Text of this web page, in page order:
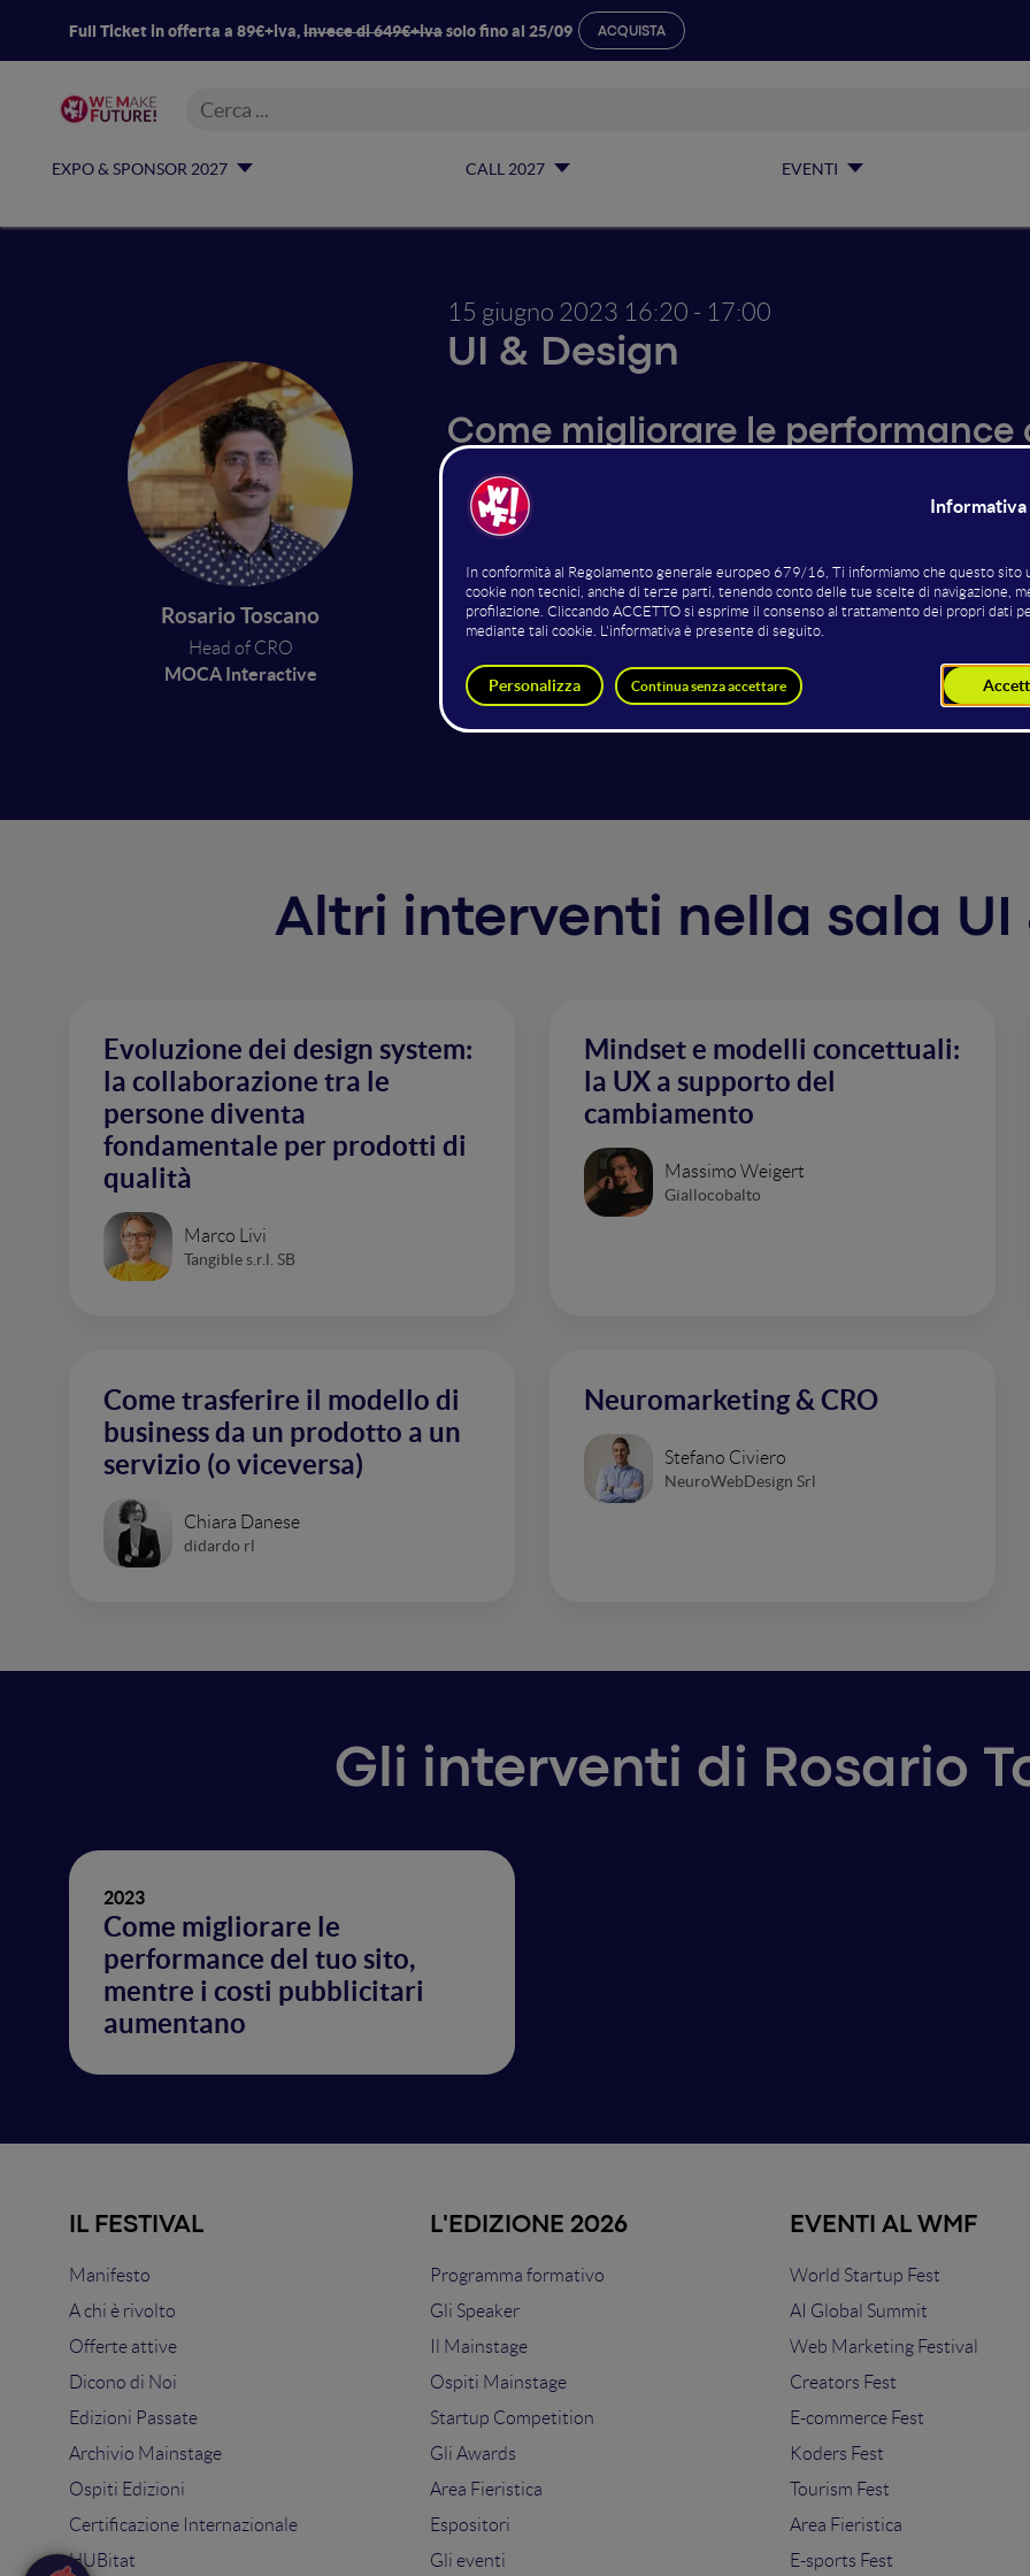
Full Ticket in offerta a 89€+iva,invece di 649€+ivasolo fino al 25/09 ACQUISTA
EXPO & SPONSOR 2027 CALL 2027 EVENTI
Rosario Toscano
Head of CRO
MOCA Interactive
15 giugno 2023 16:20 - 17:00
UI & Design
Come migliorare le performance
pubblicitari aumentano
La videoregistrazione di questo intervento non è disponibile.
I costi pubblicitari online sono in aumento: per i nostri clienti
investito, ogni sito ottiene meno risultati. Come venirne fuori?
sull'esperienza di navigazione che offri sul tuo sito. Ma sai cosa
così piccola converte (acquista, si registra)? Cosa non li
migliorare continuamente i propri risultati
Altri interventi nella sala UI
Evoluzione dei design system:
la collaborazione tra le
persone diventa
fondamentale per prodotti di
qualità
Marco Livi
Tangible s.r.l. SB
Mindset e modelli concettuali:
la UX a supporto del
cambiamento
Massimo Weigert
Giallocobalto
Come trasferire il modello di
business da un prodotto a un
servizio (o viceversa)
Chiara Danese
didardo rl
Neuromarketing & CRO
Stefano Civiero
NeuroWebDesign Srl
Gli interventi di Rosario
2023
Come migliorare le
performance del tuo sito,
mentre i costi pubblicitari
aumentano
IL FESTIVAL
Manifesto
A chi è rivolto
Offerte attive
Dicono di Noi
Edizioni Passate
Archivio Mainstage
Ospiti Edizioni
Certificazione Internazionale
HUBitat
L'EDIZIONE 2026
Programma formativo
Gli Speaker
Il Mainstage
Ospiti Mainstage
Startup Competition
Gli Awards
Area Fieristica
Espositori
Gli eventi
EVENTI AL WMF
World Startup Fest
AI Global Summit
Web Marketing Festival
Creators Fest
E-commerce Fest
Koders Fest
Tourism Fest
Area Fieristica
E-sports Fest